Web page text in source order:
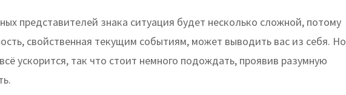
представителей знака ситуация будет несколько сложной, потому
свойственная текущим событиям, может выводить вас из себя. Но
ускорится, так что стоит немного подождать, проявив разумную